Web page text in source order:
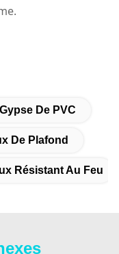
De PVC
De Plafond
Résistant Au Feu